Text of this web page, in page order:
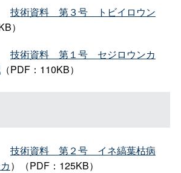
技術資料 第３号
トビイロウン
）
技術資料 第１号 セジロウンカ
（PDF：110KB）
技術資料 第２号 イネ縞葉枯病
）（PDF：125KB）